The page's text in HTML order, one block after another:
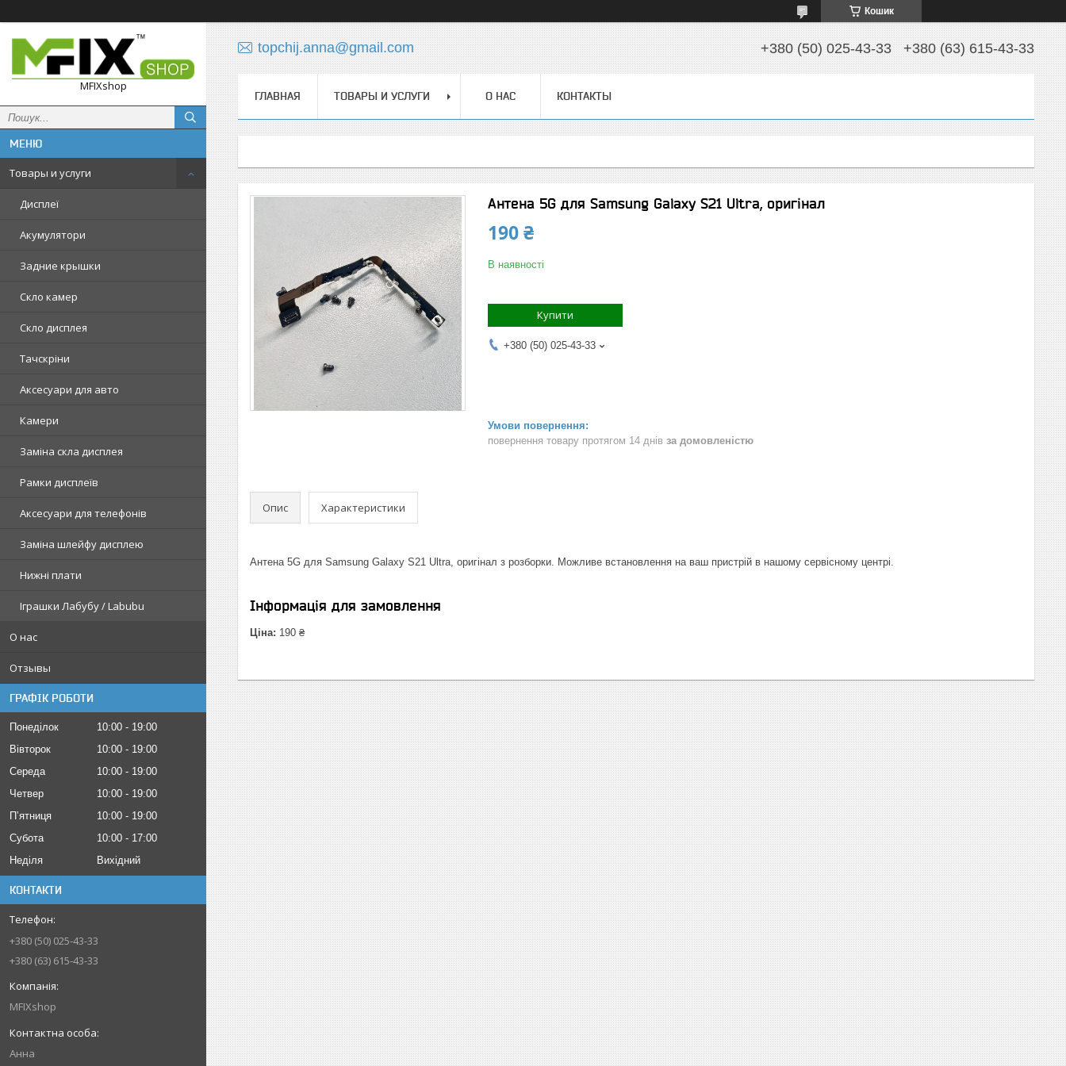
Кошик
MFIXshop
Товары и услуги
Дисплеї
Акумулятори
Задние крышки
Скло камер
Скло дисплея
Тачскріни
Аксесуари для авто
Камери
Заміна скла дисплея
Рамки дисплеїв
Аксесуари для телефонів
Заміна шлейфу дисплею
Нижні плати
Іграшки Лабубу / Labubu
О нас
Отзывы
ГРАФІК РОБОТИ
Понеділок 10:00
19:00
Вівторок
10:00
19:00
Середа
10:00
19:00
Четвер
10:00
19:00
Пʼятниця
10:00
19:00
Субота
10:00
17:00
Неділя
Вихідний
КОНТАКТИ
+380 (50) 025-43-33
+380 (63) 615-43-33
MFIXshop
Анна
topchij.anna@gmail.com +380 (50) 025-43-33 +380 (63) 615-43-33
ГЛАВНАЯ ТОВАРЫ И УСЛУГИ О НАС КОНТАКТЫ
Антена 5G для Samsung Galaxy S21 Ultra, оригінал
190 ₴
В наявності
Купити
+380 (50) 025-43-33
повернення товару протягом 14 днів за домовленістю
Опис Характеристики
Антена 5G для Samsung Galaxy S21 Ultra, оригінал з розборки. Можливе встановлення на ваш пристрій в нашому сервісному центрі.
Інформація для замовлення
Ціна: 190 ₴